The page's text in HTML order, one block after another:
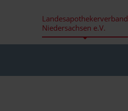
Landesapothekerverband
Niedersachsen e.V.